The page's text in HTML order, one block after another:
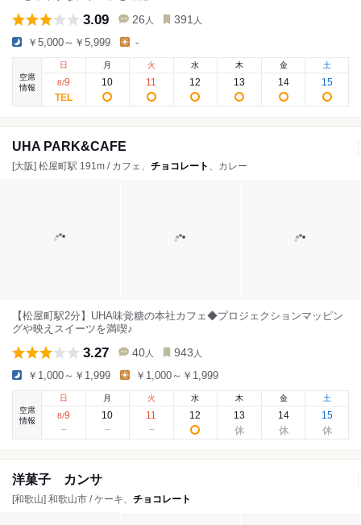
3.09 26 人 391 人
￥5,000～￥5,999 -
空席
情報
日
8/9
月
10
火
11
水
12
木
13
金
14
土
15
UHA PARK&CAFE
[大阪] 松屋町駅 191m / カフェ、 チョコレート 、カレー
【松屋町駅2分】UHA味覚糖の本社カフェ◆プロジェクションマッピン
グや映えスイーツを満喫♪
3.27 40 人 943 人
￥1,000～￥1,999 ￥1,000～￥1,999
空席
情報
日
8/9
月
10
火
11
水
12
木
13
金
14
土
15
洋菓子 カンサ
[和歌山] 和歌山市 / ケーキ、 チョコレート